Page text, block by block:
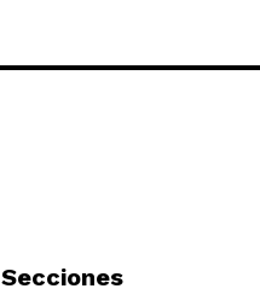
Secciones